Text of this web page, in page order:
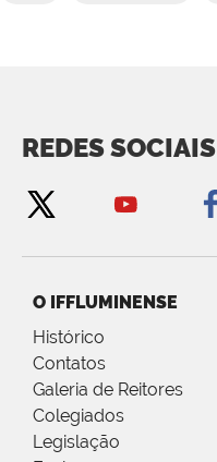
REDES SOCIAIS
O IFFLUMINENSE
Histórico
Contatos
Galeria de Reitores
Colegiados
Legislação